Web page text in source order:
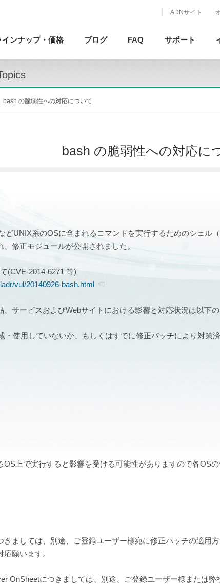
ADNサイト
ンナップ・ 価格 ブログ FAQ サポート
bash の脆弱性への対応について
bash の脆弱性への対応に
どUNIX系のOSに含まれるコマンドを実行するためのシェル
、修正モジュールが公開されました。
(CVE-2014-6271 等)
vul/20140926-bash.html
サービスおよびWebサイトにおける影響と対応状況は以下の
使用していないか、もしくはすでに修正パッチにより対策
上で実行すると影響を受ける可能性がありますので各OS
ましては、別途、ご登録ユーザー様宛に修正パッチの適用
願います。
OnSheetにつきましては、別途、ご登録ユーザー様または